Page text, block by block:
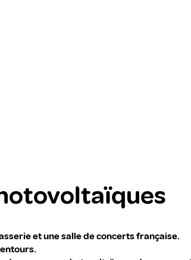
et une salle de concerts française.